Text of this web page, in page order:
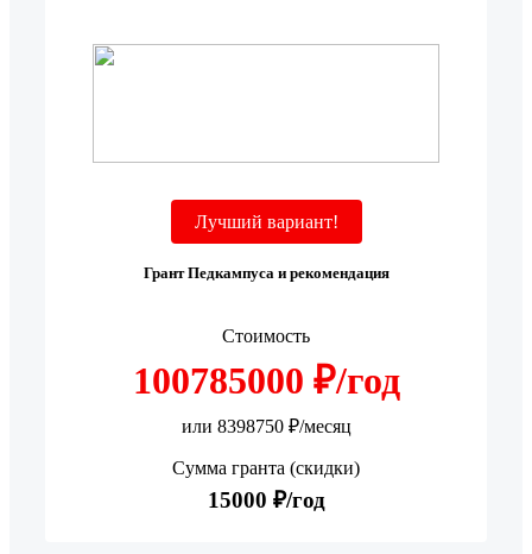
Лучший вариант!
Грант Педкампуса и рекомендация
Стоимость
100785000 ₽/год
или 8398750 ₽/месяц
Сумма гранта (скидки)
15000 ₽/год